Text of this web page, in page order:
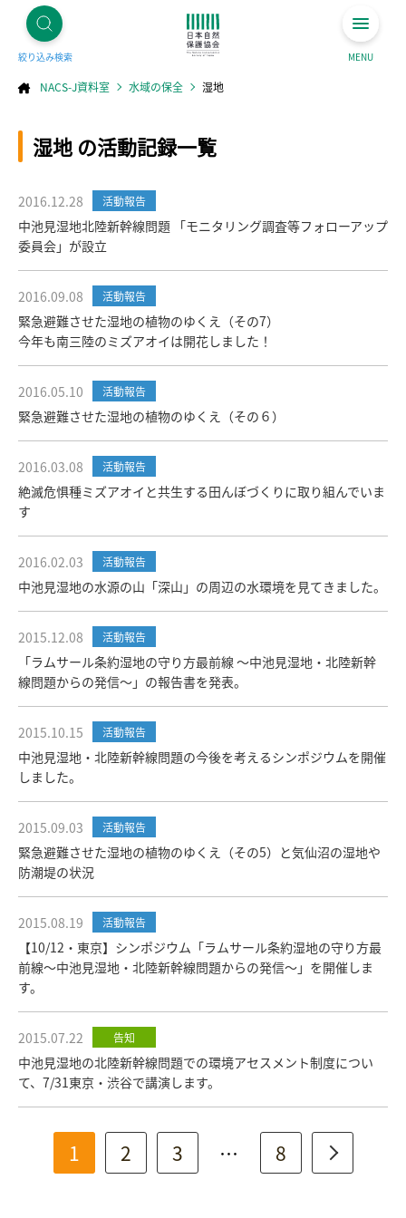
絞り込み検索 MENU
NACS-J資料室 水域の保全 湿地
湿地 の活動記録一覧
2016.12.28 活動報告
中池見湿地北陸新幹線問題 「モニタリング調査等フォローアップ
委員会」が設立
2016.09.08 活動報告
緊急避難させた湿地の植物のゆくえ（その7）
今年も南三陸のミズアオイは開花しました！
2016.05.10 活動報告
緊急避難させた湿地の植物のゆくえ（その６）
2016.03.08 活動報告
絶滅危惧種ミズアオイと共生する田んぼづくりに取り組んでいま
す
2016.02.03 活動報告
中池見湿地の水源の山「深山」の周辺の水環境を見てきました。
2015.12.08 活動報告
「ラムサール条約湿地の守り方最前線 ～中池見湿地・北陸新幹
線問題からの発信～」の報告書を発表。
2015.10.15 活動報告
中池見湿地・北陸新幹線問題の今後を考えるシンポジウムを開催
しました。
2015.09.03 活動報告
緊急避難させた湿地の植物のゆくえ（その5）と気仙沼の湿地や
防潮堤の状況
2015.08.19 活動報告
【10/12・東京】シンポジウム「ラムサール条約湿地の守り方最
前線～中池見湿地・北陸新幹線問題からの発信～」を開催しま
す。
2015.07.22 告知
中池見湿地の北陸新幹線問題での環境アセスメント制度につい
て、7/31東京・渋谷で講演します。
1 2 3 … 8